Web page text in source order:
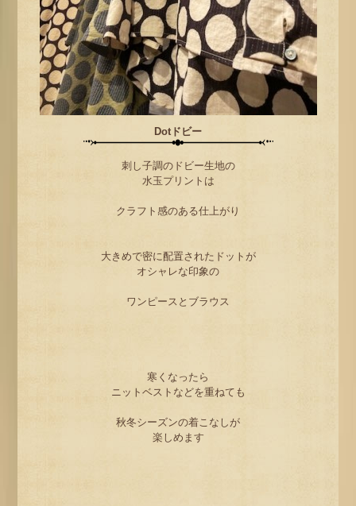
Dotドビー
刺し子調のドビー生地の
水玉プリントは
クラフト感のある仕上がり
大きめで密に配置されたドットが
オシャレな印象の
ワンピースとブラウス
寒くなったら
ニットベストなどを重ねても
秋冬シーズンの着こなしが
楽しめます